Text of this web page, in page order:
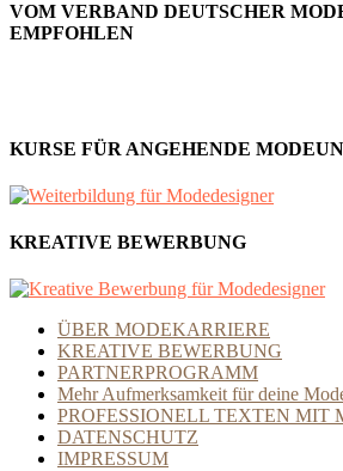
VOM VERBAND DEUTSCHER
EMPFOHLEN
KURSE FÜR ANGEHENDE
KREATIVE BEWERBUNG
ÜBER MODEKARRIERE
KREATIVE BEWERBUNG
PARTNERPROGRAMM
Mehr Aufmerksamkeit für deine
PROFESSIONELL TEXTEN MIT
DATENSCHUTZ
IMPRESSUM